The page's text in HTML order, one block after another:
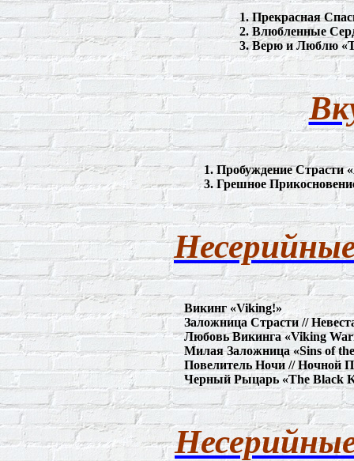
1. Прекрасная
2.Влюбленные
3.Верю и Люблю
1. Пробуждение Страсти «
3. Грешное
Викинг «Viking!»
Заложница Страсти //
Любовь Викинга«Viking
Милая Заложница«Sins of
Повелитель Ночи // Ночной
Черный Рыцарь «The Black